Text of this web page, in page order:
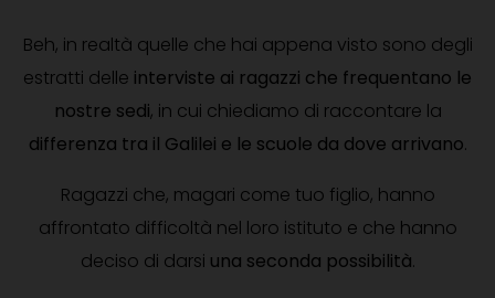
Beh, in realtà quelle che hai appena visto sono degli
estratti delle interviste ai ragazzi che frequentano le
nostre sedi, in cui chiediamo di raccontare la
differenza tra il Galilei e le scuole da dove arrivano.
Ragazzi che, magari come tuo figlio, hanno
affrontato difficoltà nel loro istituto e che hanno
deciso di darsi una seconda possibilità.